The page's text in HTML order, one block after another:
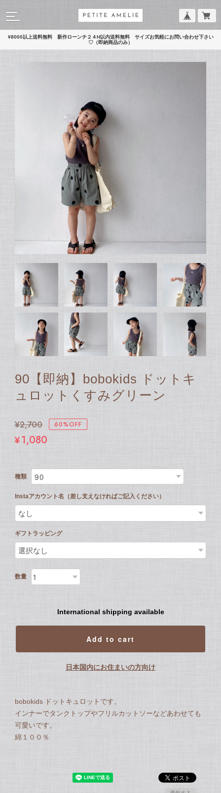
¥8000以上送料無料 新作ローンチ２４H以内送料無料 サイズお気軽にお問い合わせ下さい
♡（即納商品のみ）
90【即納】bobokids ドットキ
ュロットくすみグリーン
¥2,700 60%OFF
¥1,080
種類
Instaアカウント名（差し支えなければご記入ください）
ギフトラッピング
数量
International shipping available
Add to cart
日本国内にお住まいの方向け
bobokids ドットキュロットです。
インナーでタンクトップやフリルカットソーなどあわせても
可愛いです。
綿１００％